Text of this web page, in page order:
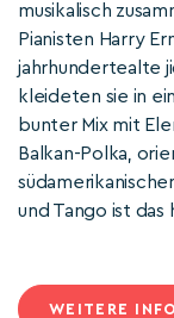
musikalisch
Pianisten Harry
jahrhundertealte
kleideten sie in
bunter Mix mit
Balkan-Polka,
und Tango ist
WEITERE